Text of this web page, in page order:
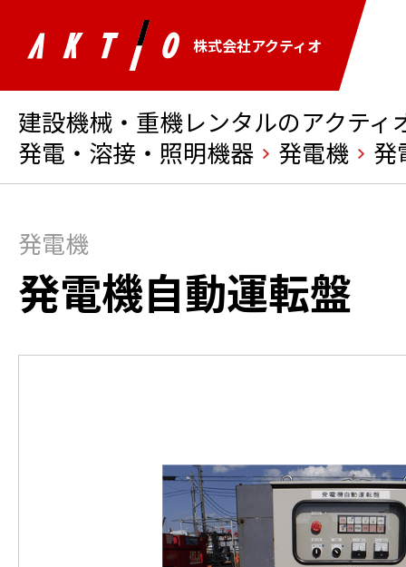
株式会社アクティオ
建設機械・重機レンタルのアクティ
発電・溶接・照明機器
発電機 発
発電機
発電機自動運転盤